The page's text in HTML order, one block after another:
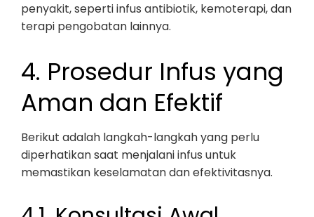
penyakit, seperti infus antibiotik, kemoterapi, dan
terapi pengobatan lainnya.
4. Prosedur Infus yang
Aman dan Efektif
Berikut adalah langkah-langkah yang perlu
diperhatikan saat menjalani infus untuk
memastikan keselamatan dan efektivitasnya.